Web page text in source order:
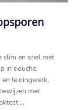
slim en snel met
in douche,
leidingwerk,
met